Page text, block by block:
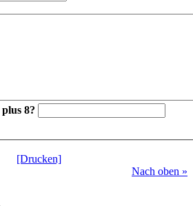
8?
[Drucken]
Nach oben »